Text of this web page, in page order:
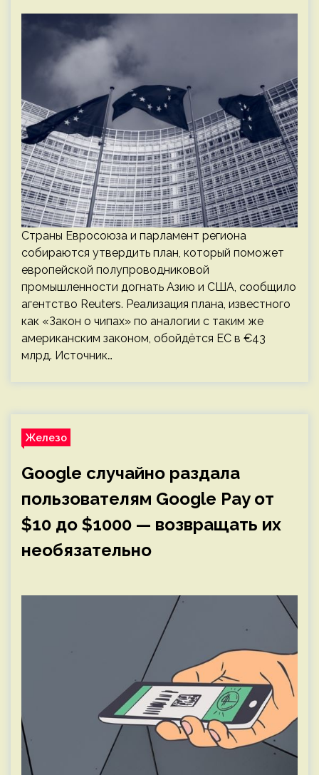
Страны Евросоюза и парламент региона
собираются утвердить план, который поможет
европейской полупроводниковой
промышленности догнать Азию и США, сообщило
агентство Reuters. Реализация плана, известного
как «Закон о чипах» по аналогии с таким же
американским законом, обойдётся ЕС в €43
млрд. Источник…
Железо
Google случайно раздала
пользователям Google Pay от
$10 до $1000 — возвращать их
необязательно